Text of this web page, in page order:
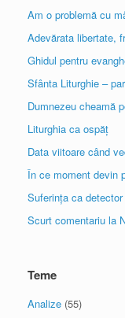
Am o problemă cu
Adevărata libertate,
Ghidul pentru
Sfânta Liturghie –
Dumnezeu cheamă
Liturghia ca ospăț
Data viitoare când
În ce moment devin
Suferința ca
Scurt comentariu la
Teme
Analize (55)